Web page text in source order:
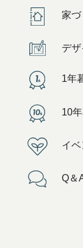
家
デ
1年
10
イ
Q＆